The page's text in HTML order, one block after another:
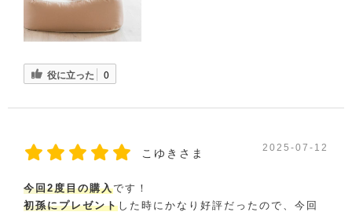
役に立った 0
こゆきさま 2025-07-12
今回2度目の購入です！
初孫にプレゼントした時にかなり好評だったので、今回